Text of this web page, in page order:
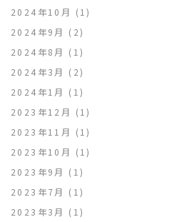
2024年10月
(1)
2024年9月
(2)
2024年8月
(1)
2024年3月
(2)
2024年1月
(1)
2023年12月
(1)
2023年11月
(1)
2023年10月
(1)
2023年9月
(1)
2023年7月
(1)
2023年3月
(1)